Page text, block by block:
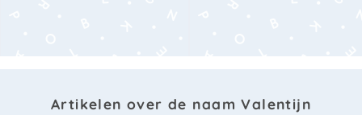
Artikelen over de naam Valentijn